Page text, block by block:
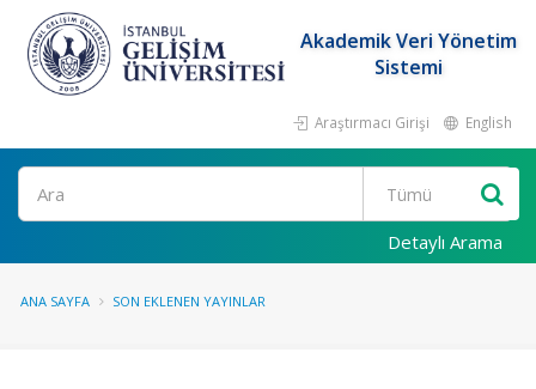
Akademik Veri Yönetim
Sistemi
Araştırmacı Girişi English
Ara
Detaylı Arama
ANA SAYFA SON EKLENEN YAYINLAR